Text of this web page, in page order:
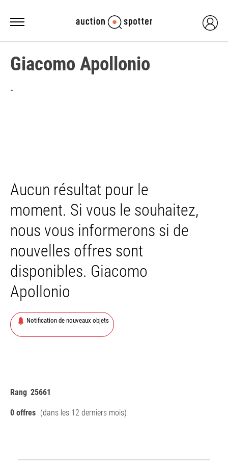
Giacomo Apollonio
-
Aucun résultat pour le
moment. Si vous le souhaitez,
nous vous informerons si de
nouvelles offres sont
disponibles. Giacomo
Apollonio
Notification de nouveaux objets
Rang 25661
0 offres (dans les 12 derniers mois)